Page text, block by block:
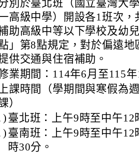
別於臺北班（國立臺灣大
高級中學）開設各1班次
助高級中等以下學校及幼
」第8點規定，對於偏遠
供交通與住宿補助。
業期間：114年6月至115
上課時間（學期間與寒假為
）
) 臺北班：上午9時至中午
) 臺南班：上午9時至中午
時30分。